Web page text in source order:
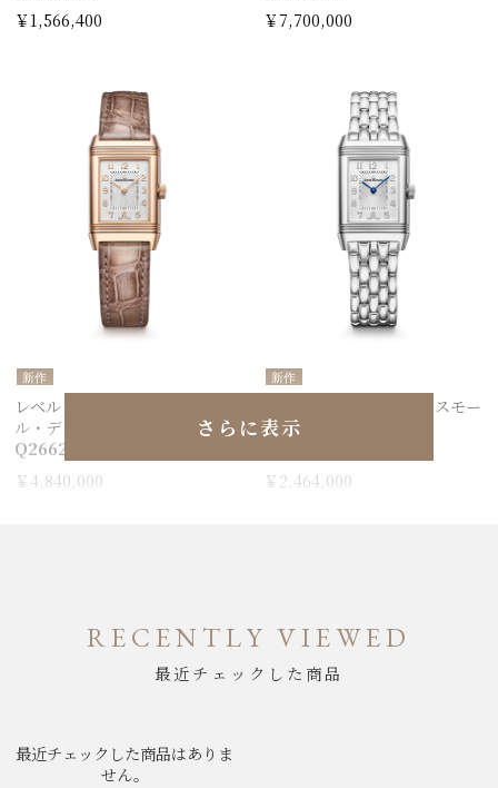
￥1,566,400
￥7,700,000
新作
レベルソ・クラシック・スモー
ル・デュエット
Q2662543
￥4,840,000
新作
レベルソ・クラシック・スモー
ル・デュエット
￥2,464,000
さらに表示
RECENTLY VIEWED
最近チェックした商品
最近チェックした商品はありま
せん。